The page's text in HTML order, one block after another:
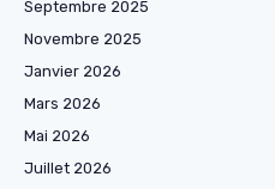
Septembre 2025
Novembre 2025
Janvier 2026
Mars 2026
Mai 2026
Juillet 2026